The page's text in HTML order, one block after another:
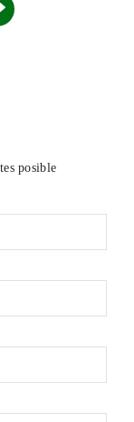
posible